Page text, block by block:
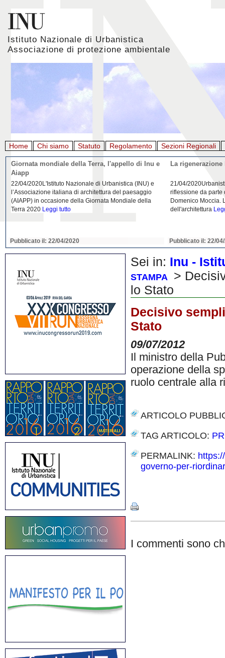
Istituto Nazionale di Urbanistica
Associazione di protezione ambientale
Home Chi siamo Statuto Regolamento Sezioni Regionali
Giornata mondiale della Terra, l'appello di Inu e
Aiapp
22/04/2020L'Istituto Nazionale di Urbanistica (INU) e
l’Associazione italiana di architettura del paesaggio
(AIAPP) in occasione della Giornata Mondiale della
Terra 2020 Leggi tutto
Pubblicato il: 22/04/2020
La
21/04/
riflessione da parte
Domenico Moccia.
dell'architettura
Pubblicato il: 22/
Sei in: Inu -
STAMPA
>
lo Stato
Decisivo
Stato
09/07/2012
Il ministro della
operazione della
ruolo centrale alla
ARTICOLO
TAG ARTICOLO:
PERMALINK:
governo-per-
I commenti sono